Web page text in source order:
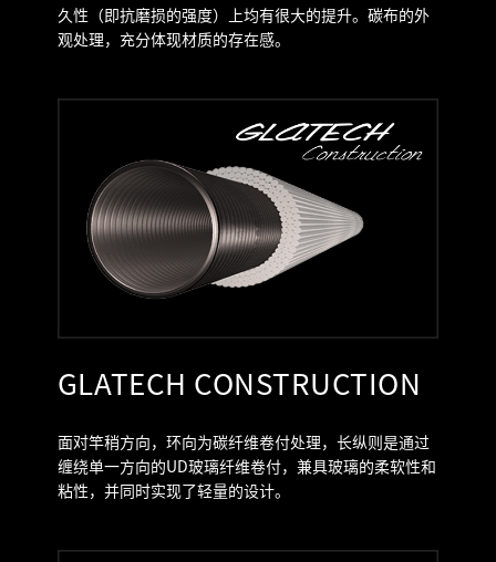
久性（即抗磨损的强度）上均有很大的提升。碳布的外
观处理，充分体现材质的存在感。
GLATECH CONSTRUCTION
面对竿稍方向，环向为碳纤维卷付处理，长纵则是通过
缠绕单一方向的UD玻璃纤维卷付，兼具玻璃的柔软性和
粘性，并同时实现了轻量的设计。